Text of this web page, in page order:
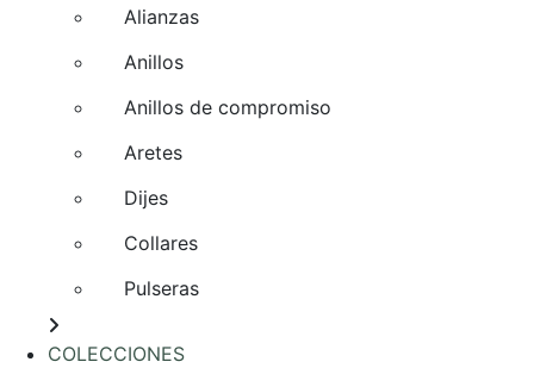
Alianzas
Anillos
Anillos de compromiso
Aretes
Dijes
Collares
Pulseras
COLECCIONES